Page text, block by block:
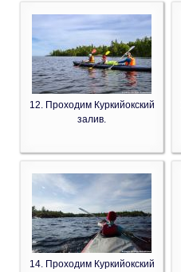
12. Проходим Куркийокский
залив.
14. Проходим Куркийокский